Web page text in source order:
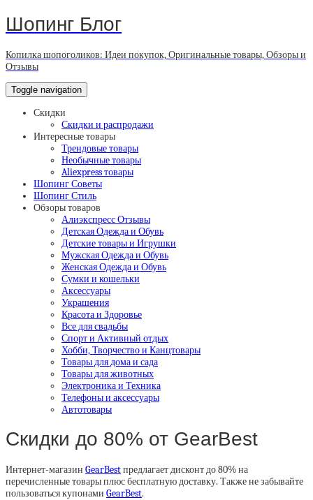
Шопинг Блог
Копилка шопоголиков: Идеи покупок, Оригинальные товары, Обзоры и
Отзывы
Toggle navigation
Скидки
Скидки и распродажи
Интересные товары
Трендовые товары
Необычные товары
Aliexpress товары
Шопинг Советы
Шопинг Стиль
Обзоры товаров
Алиэкспресс Отзывы
Детская Одежда и Обувь
Детские товары и Игрушки
Мужская Одежда и Обувь
Женская Одежда и Обувь
Сумки и кошельки
Аксессуары
Украшения
Красота и Здоровье
Все для свадьбы
Спорт и Активный отдых
Хобби, Творчество и Канцтовары
Товары для дома и сада
Товары для животных
Электроника и Техника
Телефоны и аксессуары
Автотовары
Скидки до 80% от GearBest
Интернет-магазин GearBestпредлагает дисконт до 80% на
перечисленные товары плюс бесплатную доставку. Также не забывайте
пользоваться купонами GearBest.